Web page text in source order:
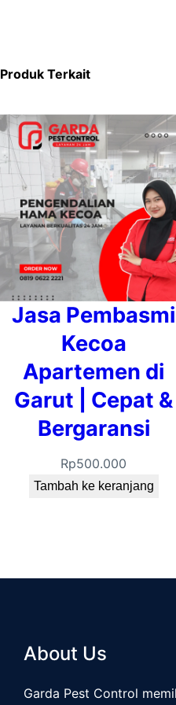
Produk Terkait
Jasa Pembasmi
Kecoa
Apartemen di
Garut | Cepat &
Bergaransi
Rp500.000
Tambah ke keranjang
About Us
Garda Pest Control